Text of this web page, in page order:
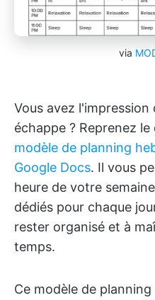
via
Vous avez
échappe ? Reprenez
modèle de planning
Google Docs. Il vous
heure de votre
dédiés pour chaque
rester organisé et à
temps.
Ce modèle de